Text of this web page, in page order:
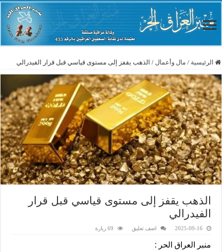
الرئيسية / مال وأعمال / الذهب يقفز إلى مستوى قياسي قبل قرار الفيدرالي
الذهب يقفز إلى مستوى قياسي قبل قرار
الفيدرالي
2025-09-16 اضف تعليق 69 زيارة
منبر العراق الحر :